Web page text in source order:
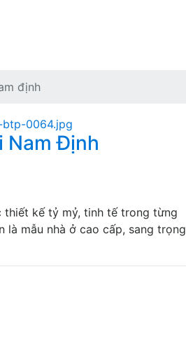
định
Nam Định
kế tỷ mỷ, tinh tế trong từng
mẫu nhà ở cao cấp, sang trọng